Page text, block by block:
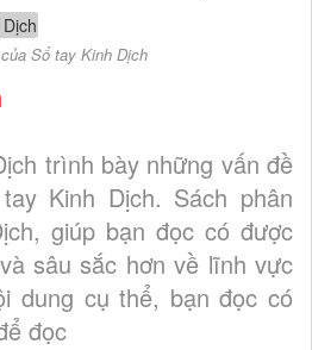
Sổ tay Kinh Dịch
trình bày những vấn đề
Kinh Dịch. Sách phân
giúp bạn đọc có được
sâu sắc hơn về lĩnh vực
dung cụ thể, bạn đọc có
đọc